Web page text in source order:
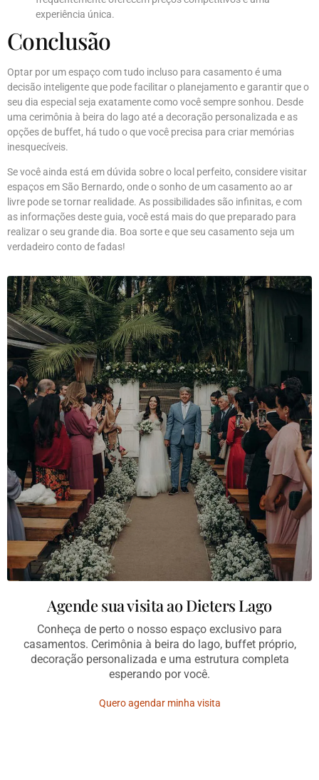
experiência única.
Conclusão
Optar por um espaço com tudo incluso para casamento é uma
decisão inteligente que pode facilitar o planejamento e garantir que o
seu dia especial seja exatamente como você sempre sonhou. Desde
uma cerimônia à beira do lago até a decoração personalizada e as
opções de buffet, há tudo o que você precisa para criar memórias
inesquecíveis.
Se você ainda está em dúvida sobre o local perfeito, considere visitar
espaços em São Bernardo, onde o sonho de um casamento ao ar
livre pode se tornar realidade. As possibilidades são infinitas, e com
as informações deste guia, você está mais do que preparado para
realizar o seu grande dia. Boa sorte e que seu casamento seja um
verdadeiro conto de fadas!
Agende sua visita ao Dieters Lago
Conheça de perto o nosso espaço exclusivo para
casamentos. Cerimônia à beira do lago, buffet próprio,
decoração personalizada e uma estrutura completa
esperando por você.
Quero agendar minha visita